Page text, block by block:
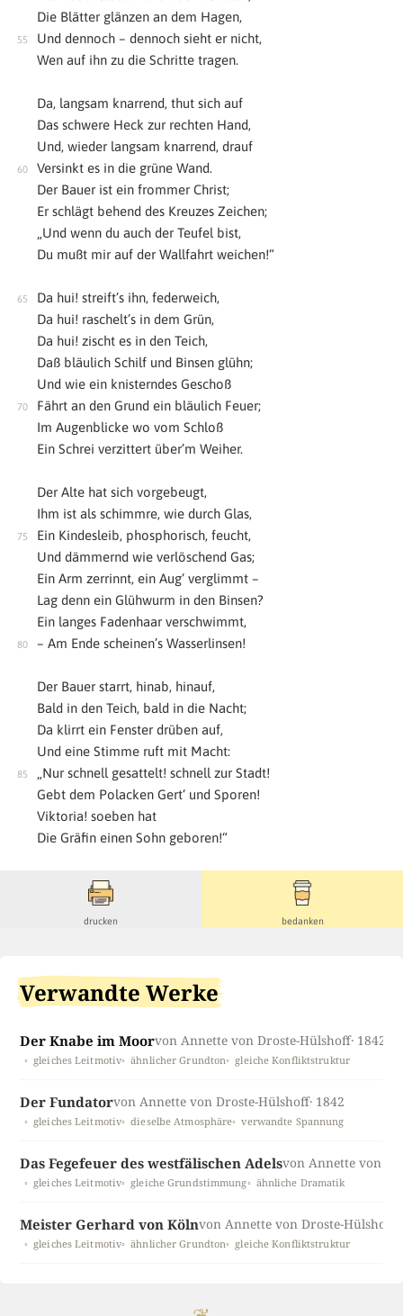
Die Blätter glänzen an dem Hagen,
Und dennoch – dennoch sieht er nicht,
Wen auf ihn zu die Schritte tragen.
Da, langsam knarrend, thut sich auf
Das schwere Heck zur rechten Hand,
Und, wieder langsam knarrend, drauf
Versinkt es in die grüne Wand.
Der Bauer ist ein frommer Christ;
Er schlägt behend des Kreuzes Zeichen;
„Und wenn du auch der Teufel bist,
Du mußt mir auf der Wallfahrt weichen!“
Da hui! streift’s ihn, federweich,
Da hui! raschelt’s in dem Grün,
Da hui! zischt es in den Teich,
Daß bläulich Schilf und Binsen glühn;
Und wie ein knisterndes Geschoß
Fährt an den Grund ein bläulich Feuer;
Im Augenblicke wo vom Schloß
Ein Schrei verzittert über’m Weiher.
Der Alte hat sich vorgebeugt,
Ihm ist als schimmre, wie durch Glas,
Ein Kindesleib, phosphorisch, feucht,
Und dämmernd wie verlöschend Gas;
Ein Arm zerrinnt, ein Aug‘ verglimmt –
Lag denn ein Glühwurm in den Binsen?
Ein langes Fadenhaar verschwimmt,
– Am Ende scheinen’s Wasserlinsen!
Der Bauer starrt, hinab, hinauf,
Bald in den Teich, bald in die Nacht;
Da klirrt ein Fenster drüben auf,
Und eine Stimme ruft mit Macht:
„Nur schnell gesattelt! schnell zur Stadt!
Gebt dem Polacken Gert‘ und Sporen!
Viktoria! soeben hat
Die Gräfin einen Sohn geboren!“
drucken bedanken
Verwandte Werke
Der Knabe im Moorvon Annette von Droste-Hülshoff· 1842
gleiches Leitmotiv ähnlicher Grundton gleiche Konfliktstruktur
Der Fundatorvon Annette von Droste-Hülshoff· 1842
gleiches Leitmotiv dieselbe Atmosphäre verwandte Spannung
Das Fegefeuer des westfälischen Adelsvon Annette von
gleiches Leitmotiv gleiche Grundstimmung ähnliche Dramatik
Meister Gerhard von Kölnvon Annette von Droste-Hülshoff
gleiches Leitmotiv ähnlicher Grundton gleiche Konfliktstruktur